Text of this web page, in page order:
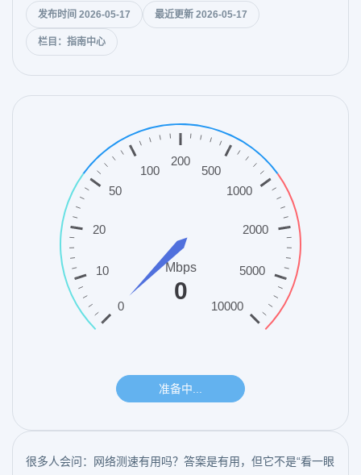
发布时间 2026-05-17 最近更新 2026-05-17
栏目：指南中心
很多人会问：网络测速有用吗？答案是有用，但它不是“看一眼